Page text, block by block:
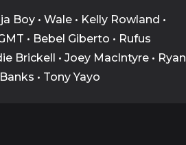
Boy • Wale • Kelly Rowland •
• Bebel Giberto • Rufus
Brickell • Joey MacIntyre • Ryan
• Tony Yayo